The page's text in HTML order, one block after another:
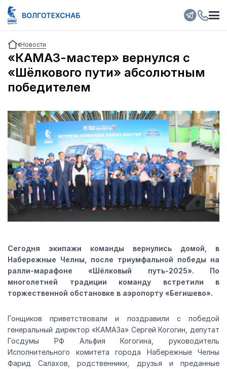
Новости
«КАМАЗ-мастер» вернулся с
«Шёлкового пути» абсолютным
победителем
Сегодня экипажи команды вернулись домой, в
Набережные Челны, после триумфальной победы на
ралли-марафоне «Шёлковый путь-2025». По
многолетней традиции команду встретили в
торжественной обстановке в аэропорту «Бегишево».
Гонщиков приветствовали и поздравили с победой
генеральный директор «КАМАЗа» Сергей Когогин, депутат
Госдумы РФ Альфия Когогина, руководитель
Исполнительного комитета города Набережные Челны
Фарид Салахов, родственники, друзья и преданные